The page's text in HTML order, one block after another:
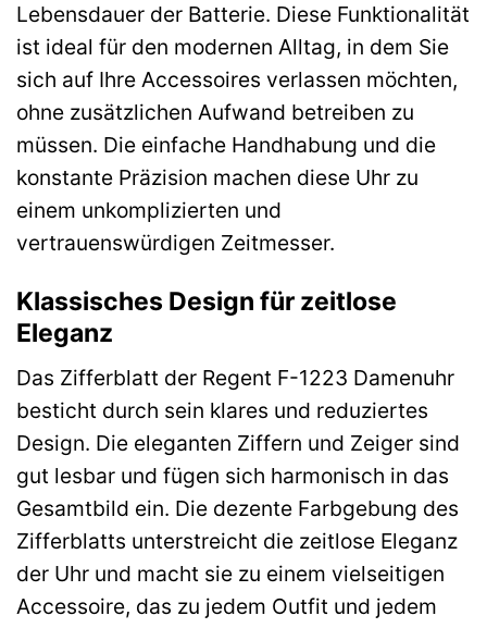
Lebensdauer der Batterie. Diese Funktionalität
ist ideal für den modernen Alltag, in dem Sie
sich auf Ihre Accessoires verlassen möchten,
ohne zusätzlichen Aufwand betreiben zu
müssen. Die einfache Handhabung und die
konstante Präzision machen diese Uhr zu
einem unkomplizierten und
vertrauenswürdigen Zeitmesser.
Klassisches Design für zeitlose
Eleganz
Das Zifferblatt der Regent F-1223 Damenuhr
besticht durch sein klares und reduziertes
Design. Die eleganten Ziffern und Zeiger sind
gut lesbar und fügen sich harmonisch in das
Gesamtbild ein. Die dezente Farbgebung des
Zifferblatts unterstreicht die zeitlose Eleganz
der Uhr und macht sie zu einem vielseitigen
Accessoire, das zu jedem Outfit und jedem